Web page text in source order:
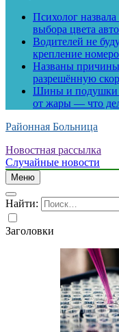
Психолог
выбора цвета авто
Водителей не
крепление
Названы
разрешённую
Шины и подушки
от жары — что
Районная Больница
Новостная рассылка
Случайные новости
Меню
Найти:
Заголовки